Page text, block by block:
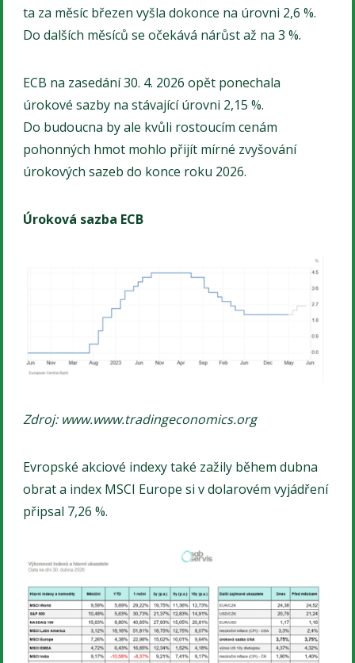
ta za měsíc březen vyšla dokonce na úrovni 2,6 %.
Do dalších měsíců se očekává nárůst až na 3 %.
ECB na zasedání 30. 4. 2026 opět ponechala
úrokové sazby na stávající úrovni 2,15 %.
Do budoucna by ale kvůli rostoucím cenám
pohonných hmot mohlo přijít mírné zvyšování
úrokových sazeb do konce roku 2026.
Úroková sazba ECB
Zdroj: www.www.tradingeconomics.org
Evropské akciové indexy také zažily během dubna
obrat a index MSCI Europe si v dolarovém vyjádření
připsal 7,26 %.